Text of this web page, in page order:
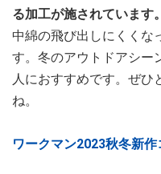
る加工が施されています。
中綿の飛び出しにくくな
す。冬のアウトドアシー
人におすすめです。ぜひ
ね。
ワークマン2023秋冬新